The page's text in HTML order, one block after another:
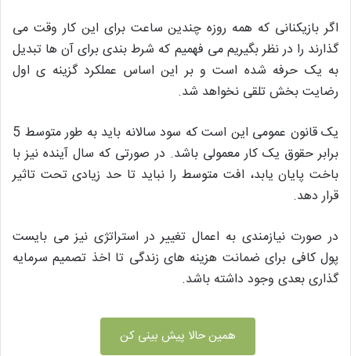
اگر بازیکنانی که همه روزه چندین ساعت برای این کار وقت می
گذارند را در نظر بگیریم می فهمیم که شرط بندی برای آن ها تبدیل
به یک حرفه شده است و بر این اساس عملکرد گزینه ی اول
رضایت بخش تلقی نخواهد شد.
یک قانون عمومی این است که سود سالانه باید به طور متوسط 5
برابر حقوق یک کار معمولی باشد. در صورتی که سال آینده نیز با
باخت پایان یابد، افت متوسط را نباید تا حد زیادی تحت تاثیر
قرار دهد.
در صورت نیازمندی به اعمال تغییر در استراتژی نیز می بایست
پول کافی برای ضمانت هزینه های زندگی تا اخذ تصمیم سرمایه
گذاری بعدی وجود داشته باشد.
همین حالا پیش بینی کن